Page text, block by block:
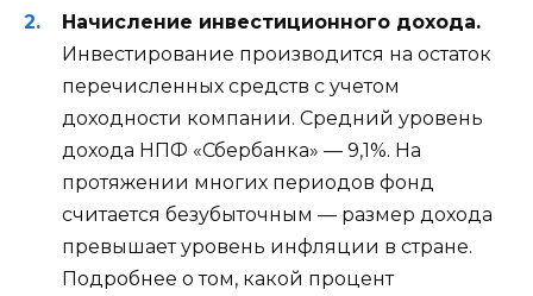
Начисление инвестиционного дохода.
Инвестирование производится на остаток
перечисленных средств с учетом
доходности компании. Средний уровень
дохода НПФ «Сбербанка» — 9,1%. На
протяжении многих периодов фонд
считается безубыточным — размер дохода
превышает уровень инфляции в стране.
Подробнее о том, какой процент